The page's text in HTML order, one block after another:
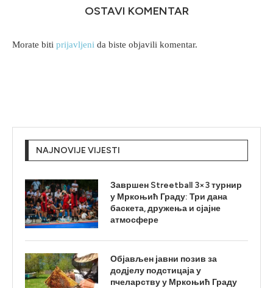
OSTAVI KOMENTAR
Morate biti prijavljeni da biste objavili komentar.
NAJNOVIJE VIJESTI
Завршен Streetball 3×3 турнир
у Мркоњић Граду: Три дана
баскета, дружења и сјајне
атмосфере
Објављен јавни позив за
додјелу подстицаја у
пчеларству у Мркоњић Граду